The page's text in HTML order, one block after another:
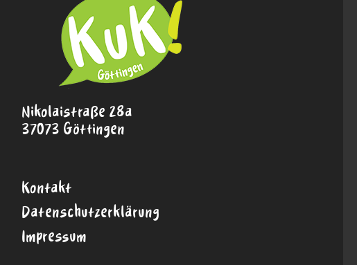
Nikolaistraße 28a
37073 Göttingen
Kontakt
Datenschutzerklärung
Impressum